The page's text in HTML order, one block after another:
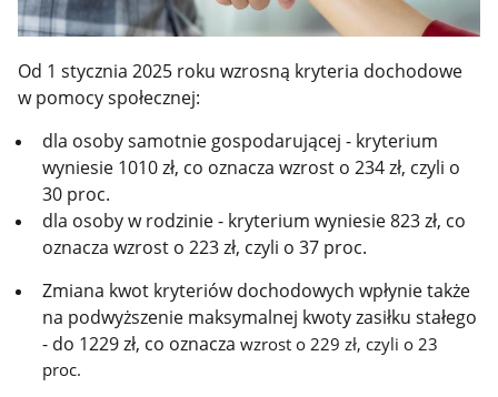
Od 1 stycznia 2025 roku wzrosną kryteria dochodowe
w pomocy społecznej:
dla osoby samotnie gospodarującej - kryterium
wyniesie 1010 zł, co oznacza wzrost o 234 zł, czyli o
30 proc.
dla osoby w rodzinie - kryterium wyniesie 823 zł, co
oznacza wzrost o 223 zł, czyli o 37 proc.
Zmiana kwot kryteriów dochodowych wpłynie także
na podwyższenie maksymalnej kwoty zasiłku stałego
- do 1229 zł, co oznacza wzrost o 229 zł, czyli o 23
proc.